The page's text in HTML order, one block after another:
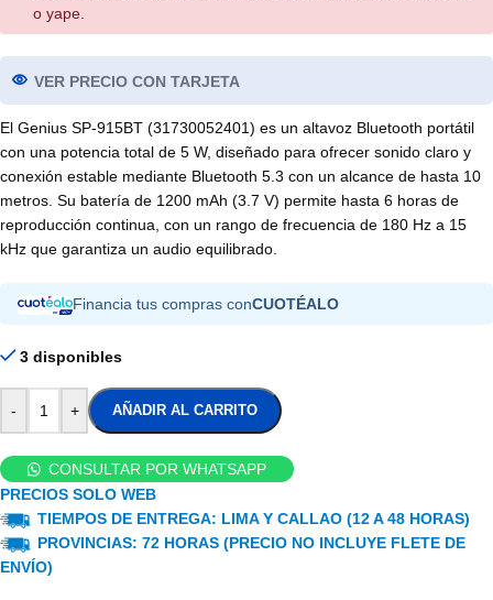
o yape.
VER PRECIO CON TARJETA
El Genius SP-915BT (31730052401) es un altavoz Bluetooth portátil
con una potencia total de 5 W, diseñado para ofrecer sonido claro y
conexión estable mediante Bluetooth 5.3 con un alcance de hasta 10
metros. Su batería de 1200 mAh (3.7 V) permite hasta 6 horas de
reproducción continua, con un rango de frecuencia de 180 Hz a 15
kHz que garantiza un audio equilibrado.
Financia tus compras conCUOTÉALO
3 disponibles
- + AÑADIR AL CARRITO
CONSULTAR POR WHATSAPP
PRECIOS SOLO WEB
TIEMPOS DE ENTREGA: LIMA Y CALLAO (12 A 48 HORAS)
PROVINCIAS: 72 HORAS (PRECIO NO INCLUYE FLETE DE
ENVÍO)